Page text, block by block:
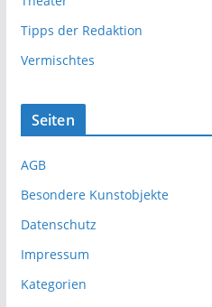
Tipps der Redaktion
Vermischtes
Seiten
AGB
Besondere Kunstobjekte
Datenschutz
Impressum
Kategorien